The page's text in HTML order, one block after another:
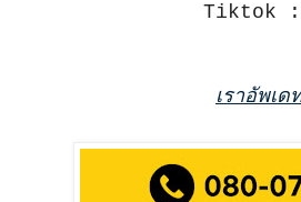
Tiktok :
เราอัพเ